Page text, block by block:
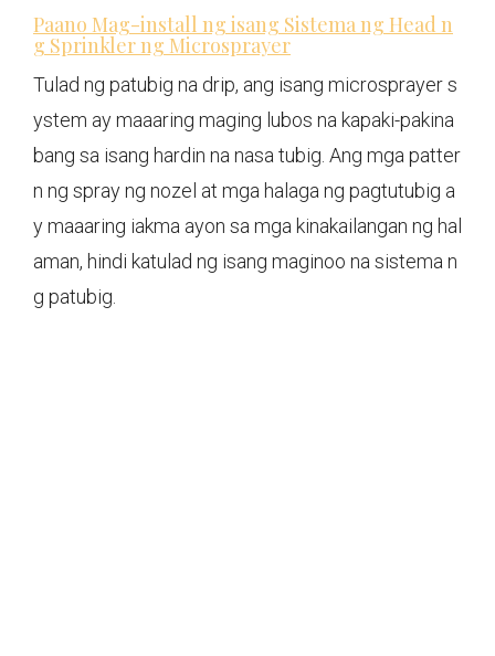
Paano Mag-install ng isang Sistema ng Head n
g Sprinkler ng Microsprayer
Tulad ng patubig na drip, ang isang microsprayer s
ystem ay maaaring maging lubos na kapaki-pakina
bang sa isang hardin na nasa tubig. Ang mga patter
n ng spray ng nozel at mga halaga ng pagtutubig a
y maaaring iakma ayon sa mga kinakailangan ng hal
aman, hindi katulad ng isang maginoo na sistema n
g patubig.